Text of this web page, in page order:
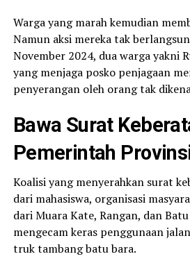
Warga yang marah kemudian
Namun aksi mereka tak
November 2024, dua warga yakni
yang menjaga posko penjagaan
penyerangan oleh orang tak
Bawa Surat
Pemerintah
Koalisi yang menyerahkan surat
dari mahasiswa, organisasi
dari Muara Kate, Rangan, dan
mengecam keras penggunaan
truk tambang batu bara.